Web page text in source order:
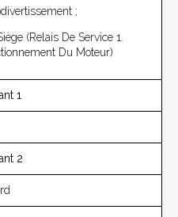
;
(relais De Service 1.
Du Moteur)
1
2